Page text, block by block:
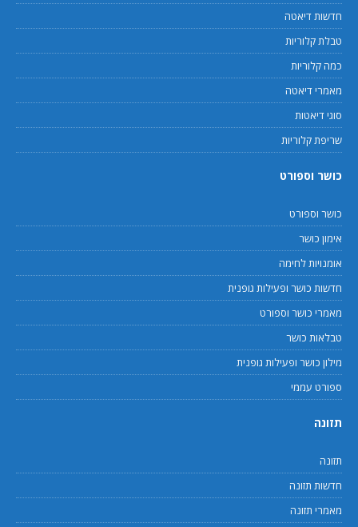
חדשות דיאטה
טבלת קלוריות
כמה קלוריות
מאמרי דיאטה
סוגי דיאטות
שריפת קלוריות
כושר וספורט
כושר וספורט
אימון כושר
אומנויות לחימה
חדשות כושר ופעילות גופנית
מאמרי כושר וספורט
טבלאות כושר
מילון כושר ופעילות גופנית
ספורט עממי
תזונה
תזונה
חדשות תזונה
מאמרי תזונה